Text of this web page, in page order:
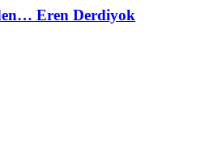
Eren Derdiyok